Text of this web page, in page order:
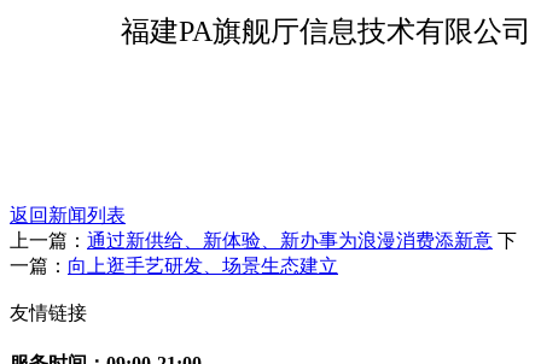
福建PA旗舰厅信息技术有限公司
返回新闻列表
上一篇： 通过新供给、新体验、新办事为浪漫消费添新意 下
一篇： 向上逛手艺研发、场景生态建立
友情链接